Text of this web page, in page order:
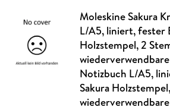
Moleskine Sakura
L/A5, liniert, fester
Holzstempel, 2
Notizbuch L/A5,
Sakura